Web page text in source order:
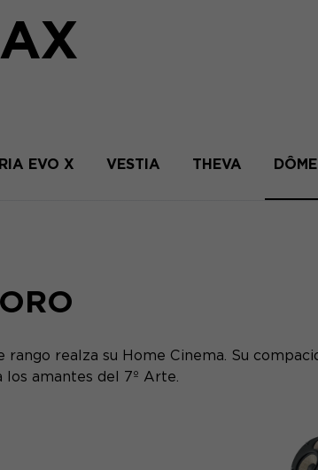
EVO X VESTIA THEVA
realza su Home Cinema. Su
amantes del 7º Arte.